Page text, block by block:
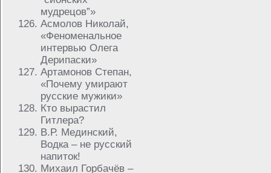
мудрецов”»
Асмолов Николай,
«Феноменальное
интервью Олега
Дерипаски»
Артамонов Степан,
«Почему умирают
русские мужики»
Кто вырастил
Гитлера?
В.Р. Мединский,
Водка – не русский
напиток!
Михаил Горбачёв –